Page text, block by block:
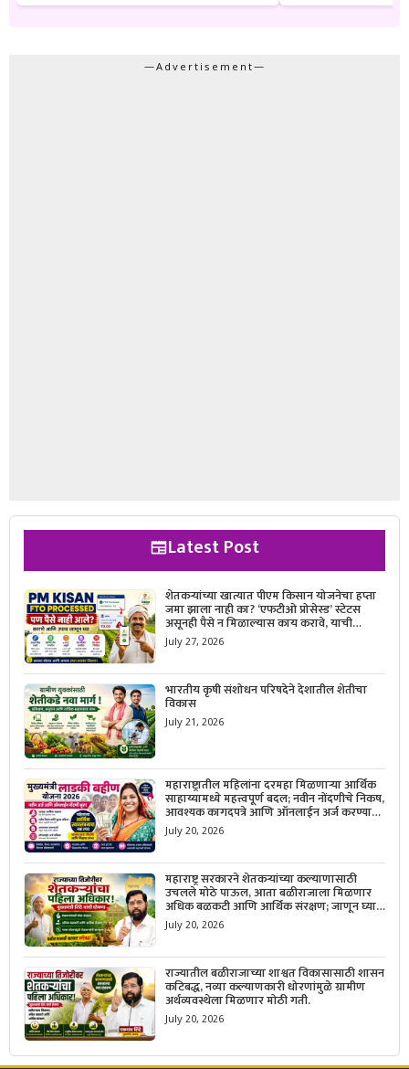
—Advertisement—
Latest Post
शेतकऱ्यांच्या खात्यात पीएम किसान योजनेचा हप्ता
जमा झाला नाही का? ‘एफटीओ प्रोसेस्ड’ स्टेटस
असूनही पैसे न मिळाल्यास काय करावे, याची
सविस्तर माहिती जाणून घ्या.
July 27, 2026
भारतीय कृषी संशोधन परिषदेने देशातील शेतीचा
विकास
July 21, 2026
महाराष्ट्रातील महिलांना दरमहा मिळणाऱ्या आर्थिक
साहाय्यामध्ये महत्त्वपूर्ण बदल; नवीन नोंदणीचे निकष,
आवश्यक कागदपत्रे आणि ऑनलाईन अर्ज करण्याची
सोपी प्रक्रिया जाणून घ्या.
July 20, 2026
महाराष्ट्र सरकारने शेतकऱ्यांच्या कल्याणासाठी
उचलले मोठे पाऊल, आता बळीराजाला मिळणार
अधिक बळकटी आणि आर्थिक संरक्षण; जाणून घ्या
सरकारचा नवा संकल्प.
July 20, 2026
राज्यातील बळीराजाच्या शाश्वत विकासासाठी शासन
कटिबद्ध, नव्या कल्याणकारी धोरणांमुळे ग्रामीण
अर्थव्यवस्थेला मिळणार मोठी गती.
July 20, 2026